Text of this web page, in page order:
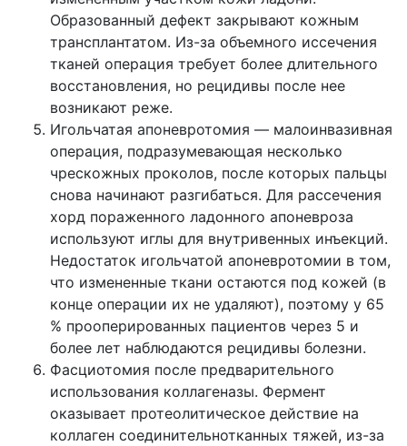
Образованный дефект закрывают кожным
трансплантатом. Из-за объемного иссечения
тканей операция требует более длительного
восстановления, но рецидивы после нее
возникают реже.
Игольчатая апоневротомия — малоинвазивная
операция, подразумевающая несколько
чрескожных проколов, после которых пальцы
снова начинают разгибаться. Для рассечения
хорд пораженного ладонного апоневроза
используют иглы для внутривенных инъекций.
Недостаток игольчатой апоневротомии в том,
что измененные ткани остаются под кожей (в
конце операции их не удаляют), поэтому у 65
% прооперированных пациентов через 5 и
более лет наблюдаются рецидивы болезни.
Фасциотомия после предварительного
использования коллагеназы. Фермент
оказывает протеолитическое действие на
коллаген соединительнотканных тяжей, из-за